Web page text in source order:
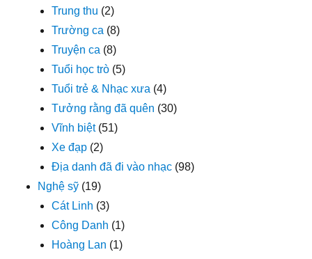
Trung thu (2)
Trường ca (8)
Truyện ca (8)
Tuổi học trò (5)
Tuổi trẻ & Nhạc xưa (4)
Tưởng rằng đã quên (30)
Vĩnh biệt(51)
Xe đạp (2)
Địa danh đã đi vào nhạc (98)
Nghệ sỹ (19)
Cát Linh (3)
Công Danh (1)
Hoàng Lan (1)